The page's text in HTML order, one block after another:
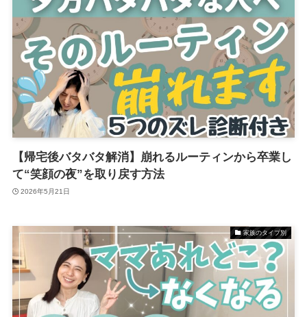
【帰宅後バタバタ解消】崩れるルーティンから卒業し
て“笑顔の夜”を取り戻す方法
2026年5月21日
家族のタイプ別